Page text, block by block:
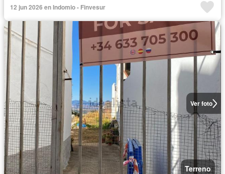
12 jun 2026 en Indomio - Finvesur
Ver foto
Terreno